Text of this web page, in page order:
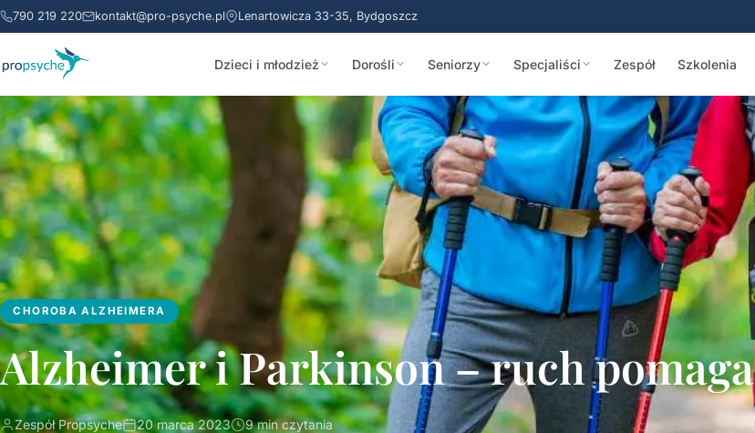
790 219 220 kontakt@pro-psyche.pl Lenartowicza 33-35, Bydgoszcz
Dzieci i młodzież Dorośli Seniorzy Specjaliści Zespół Szkolenia
CHOROBA ALZHEIMERA
Alzheimer i Parkinson – ruch pomaga
Zespół Propsyche 20 marca 2023 9 min czytania